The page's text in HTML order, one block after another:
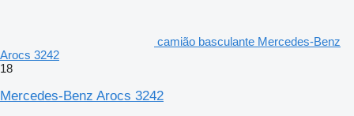
camião basculante Mercedes-Benz
Arocs 3242
18
Mercedes-Benz Arocs 3242